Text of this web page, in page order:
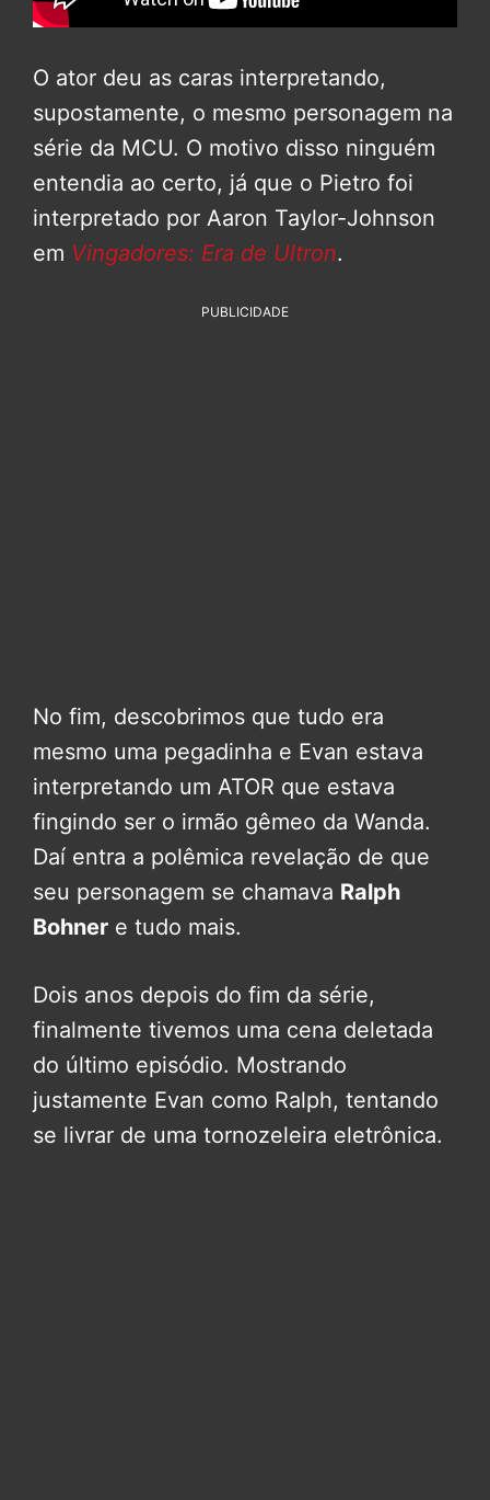
O ator deu as caras interpretando,
supostamente, o mesmo personagem na
série da MCU. O motivo disso ninguém
entendia ao certo, já que o Pietro foi
interpretado por Aaron Taylor-Johnson
em Vingadores: Era de Ultron.
PUBLICIDADE
No fim, descobrimos que tudo era
mesmo uma pegadinha e Evan estava
interpretando um ATOR que estava
fingindo ser o irmão gêmeo da Wanda.
Daí entra a polêmica revelação de que
seu personagem se chamava Ralph
Bohner e tudo mais.
Dois anos depois do fim da série,
finalmente tivemos uma cena deletada
do último episódio. Mostrando
justamente Evan como Ralph, tentando
se livrar de uma tornozeleira eletrônica.